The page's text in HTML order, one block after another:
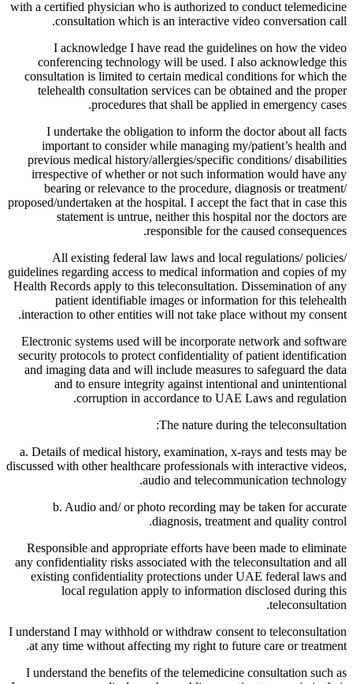
with a certified physician who is authorized to conduct telemedicine
consultation which is an interactive video conversation call.
I acknowledge I have read the guidelines on how the video
conferencing technology will be used. I also acknowledge this
consultation is limited to certain medical conditions for which the
telehealth consultation services can be obtained and the proper
procedures that shall be applied in emergency cases.
I undertake the obligation to inform the doctor about all facts
important to consider while managing my/patient’s health and
previous medical history/allergies/specific conditions/ disabilities
irrespective of whether or not such information would have any
bearing or relevance to the procedure, diagnosis or treatment/
proposed/undertaken at the hospital. I accept the fact that in case this
statement is untrue, neither this hospital nor the doctors are
responsible for the caused consequences.
All existing federal law laws and local regulations/ policies/
guidelines regarding access to medical information and copies of my
Health Records apply to this teleconsultation. Dissemination of any
patient identifiable images or information for this telehealth
interaction to other entities will not take place without my consent.
Electronic systems used will be incorporate network and software
security protocols to protect confidentiality of patient identification
and imaging data and will include measures to safeguard the data
and to ensure integrity against intentional and unintentional
corruption in accordance to UAE Laws and regulation.
The nature during the teleconsultation:
a. Details of medical history, examination, x-rays and tests may be
discussed with other healthcare professionals with interactive videos,
audio and telecommunication technology.
b. Audio and/ or photo recording may be taken for accurate
diagnosis, treatment and quality control.
Responsible and appropriate efforts have been made to eliminate
any confidentiality risks associated with the teleconsultation and all
existing confidentiality protections under UAE federal laws and
local regulation apply to information disclosed during this
teleconsultation.
I understand I may withhold or withdraw consent to teleconsultation
at any time without affecting my right to future care or treatment.
I understand the benefits of the telemedicine consultation such as